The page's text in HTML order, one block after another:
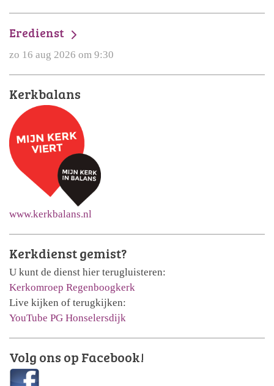
Eredienst
zo 16 aug 2026 om 9:30
Kerkbalans
www.kerkbalans.nl
Kerkdienst gemist?
U kunt de dienst hier terugluisteren:
Kerkomroep Regenboogkerk
Live kijken of terugkijken:
YouTube PG Honselersdijk
Volg ons op Facebook!